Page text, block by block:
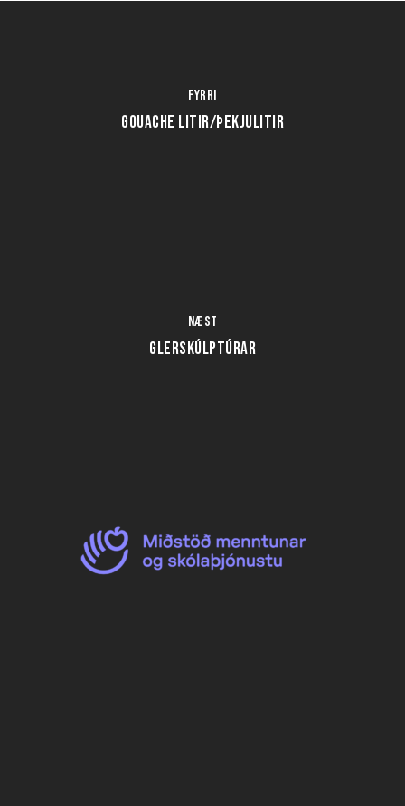
Fyrri
GOUACHE LITIR/ÞEKJULITIR
Næst
GLERSKÚLPTÚRAR